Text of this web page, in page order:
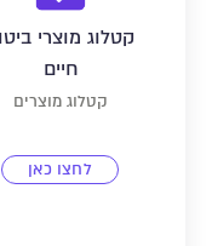
קטלוג מוצרי
חיים
קטלוג מוצרים
לחצו כאן